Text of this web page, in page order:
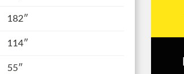
182″
114″
55″